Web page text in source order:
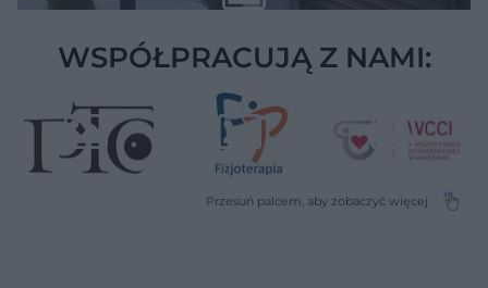
WSPÓŁPRACUJĄ Z NAMI: